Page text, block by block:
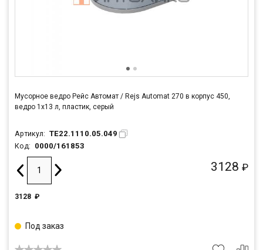
Мусорное ведро Рейс Автомат / Rejs Automat 270 в корпус 450,
ведро 1х13 л, пластик, серый
Артикул: TE22.1110.05.049
Код: 0000/161853
3128 ₽
3128 ₽
Под заказ